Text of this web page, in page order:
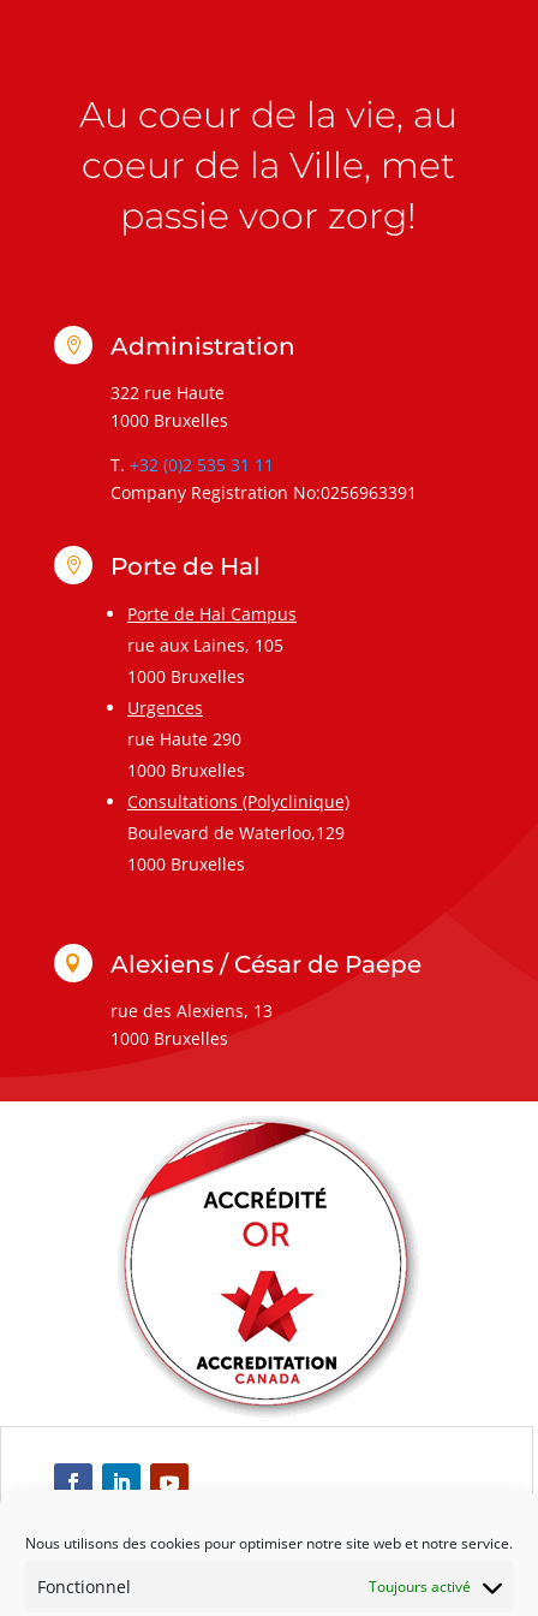
Nous utilisons des cookies pour optimiser notre site web et notre service.
Fonctionnel Toujours activé
Au coeur de la vie, au
coeur de la Ville, met
passie voor zorg!
 Administration
322 rue Haute
1000 Bruxelles
T. +32 (0)2 535 31 11
Company Registration No:0256963391
 Porte de Hal
Porte de Hal Campus
rue aux Laines, 105
1000 Bruxelles
Urgences
rue Haute 290
1000 Bruxelles
Consultations (Polyclinique)
Boulevard de Waterloo,129
1000 Bruxelles
 Alexiens / César de Paepe
rue des Alexiens, 13
1000 Bruxelles
Respect